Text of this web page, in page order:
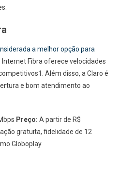
a melhor opção para
Internet Fibra oferece velocidades
Além disso, a Claro é
e bom atendimento ao
Preço: A partir de R$
gratuita, fidelidade de 12
Globoplay